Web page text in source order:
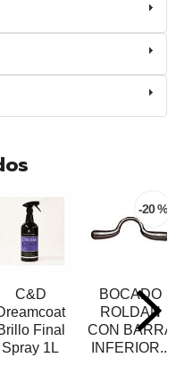
C&D
Final
Spray 1L
-20 %
BOCADO
ROLDAN
CON BARRA
INFERIOR...